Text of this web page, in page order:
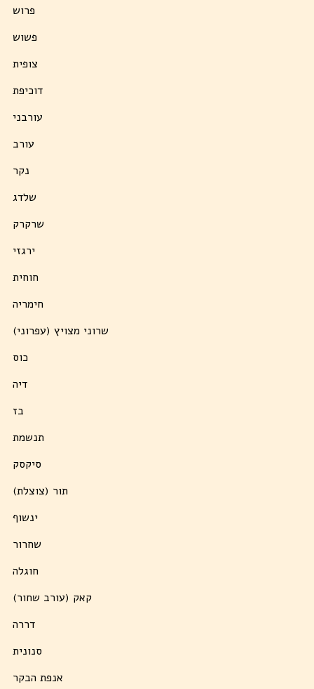
פרוש
פשוש
צופית
דוכיפת
עורבני
עורב
נקר
שלדג
שרקרק
ירגזי
חוחית
חימריה
שרוני מצויץ (עפרוני)
כוס
דיה
בז
תנשמת
סיקסק
תור (צוצלת)
ינשוף
שחרור
חוגלה
קאק (עורב שחור)
דררה
סנונית
אנפת הבקר